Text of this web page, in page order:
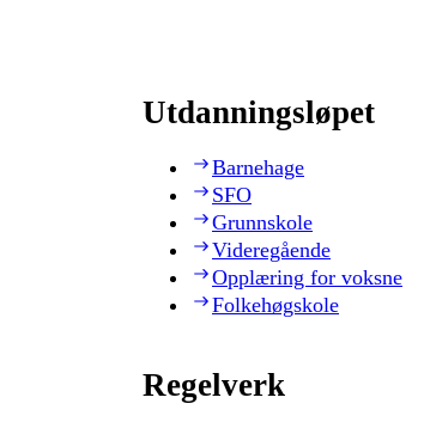
Utdanningsløpet
Barnehage
SFO
Grunnskole
Videregående
Opplæring for voksne
Folkehøgskole
Regelverk